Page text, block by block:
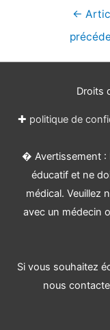
←
Droits
✚ politique de
� Avertissement :
éducatif et ne
médical. Veuillez
avec un médecin
Si vous souhaitez
nous